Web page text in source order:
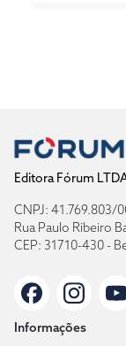
Editora Fórum
CNPJ: 41.769.803/
Rua Paulo Ribeiro
CEP: 31710-430 -
Informações